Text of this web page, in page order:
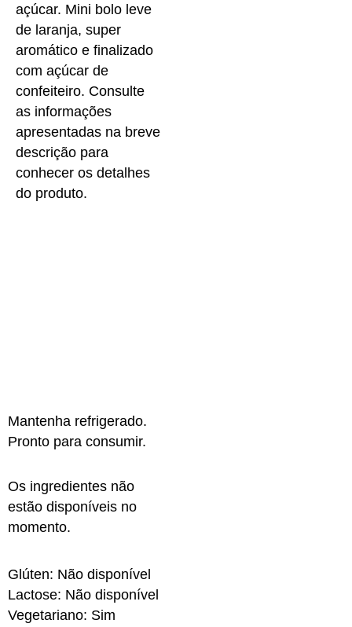
açúcar. Mini bolo leve
de laranja, super
aromático e finalizado
com açúcar de
confeiteiro. Consulte
as informações
apresentadas na breve
descrição para
conhecer os detalhes
do produto.
Mantenha refrigerado.
Pronto para consumir.
Os ingredientes não
estão disponíveis no
momento.
Glúten: Não disponível
Lactose: Não disponível
Vegetariano: Sim